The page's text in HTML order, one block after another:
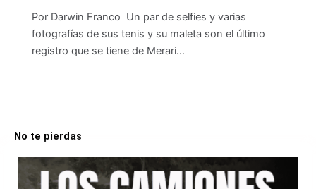
Por Darwin Franco Un par de selfies y varias
fotografías de sus tenis y su maleta son el último
registro que se tiene de Merari…
No te pierdas